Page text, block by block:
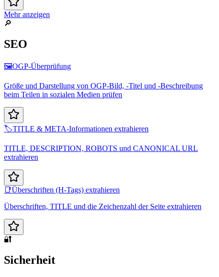
Mehr anzeigen
🔎
SEO
🖼️OGP-Überprüfung
Größe und Darstellung von OGP-Bild, -Titel und -Beschreibung
beim Teilen in sozialen Medien prüfen
🏷️TITLE & META-Informationen extrahieren
TITLE, DESCRIPTION, ROBOTS und CANONICAL URL
extrahieren
📑Überschriften (H-Tags) extrahieren
Überschriften, TITLE und die Zeichenzahl der Seite extrahieren
🔐
Sicherheit